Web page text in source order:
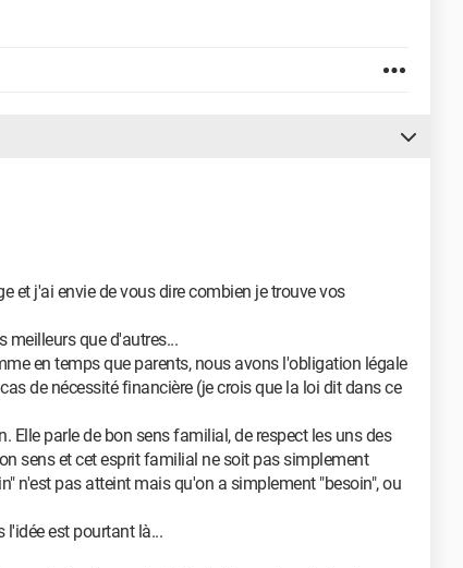
et j'ai envie de vous dire combien je trouve vos
meilleurs que d'autres...
en temps que parents, nous avons l'obligation légale
de nécessité financière (je crois que la loi dit dans ce
Elle parle de bon sens familial, de respect les uns des
sens et cet esprit familial ne soit pas simplement
n'est pas atteint mais qu'on a simplement "besoin", ou
l'idée est pourtant là...